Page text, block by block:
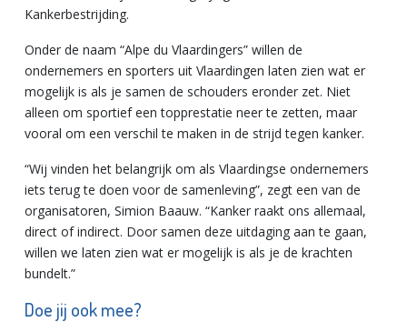
Kankerbestrijding.
Onder de naam “Alpe du Vlaardingers” willen de
ondernemers en sporters uit Vlaardingen laten zien wat er
mogelijk is als je samen de schouders eronder zet. Niet
alleen om sportief een topprestatie neer te zetten, maar
vooral om een verschil te maken in de strijd tegen kanker.
“Wij vinden het belangrijk om als Vlaardingse ondernemers
iets terug te doen voor de samenleving”, zegt een van de
organisatoren, Simion Baauw. “Kanker raakt ons allemaal,
direct of indirect. Door samen deze uitdaging aan te gaan,
willen we laten zien wat er mogelijk is als je de krachten
bundelt.”
Doe jij ook mee?